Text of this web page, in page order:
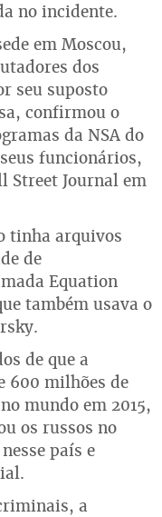
no incidente.
em Moscou,
dos
seu suposto
confirmou o
da NSA do
funcionários,
Street Journal em
tinha arquivos
de
Equation
também usava o
de que a
600 milhões de
mundo em 2015,
os russos no
país e
a